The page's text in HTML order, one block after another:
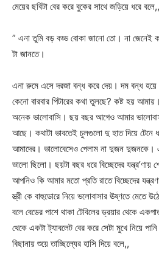
মেয়ের ছবিটা বের করে বুকের সাথে জড়িয়ে ধরে বলে,,
” এনা তুমি বড় বড্ড বোকা জানো তো। না জেনেই
টা জানতে।
এনা রুমে এসে দরজা বন্ধ করে দেয়। দম বন্ধ
কেনো বারবার পিটারের কথা তুলছে? কষ্ট হয়
অনেক ভালোবাসি। ছয় বছর আগেও আমার
আছে। কথাটা ভাবতেই চুলগুলো দু হাত দিয়ে টেনে
আমাদের। ভালোবেসেও পেলাম না দুজন দুজনকে।
ভালো ছিলো। ছয়টা বছর ধরে বিচ্ছেদের যন্ত্র’ণায়
আপনিও কি আমার মতো প্রতি রাতে বিচ্ছেদের
স্ত্রী কে বাহুডোরে নিয়ে ভলোবাসার ঊষ্ণতে মেতে
বলে বেডের পাশে থাকা টেবিলের ড্রয়ার থেকে
থেকে একটা ট্যাবলেট বের করে সেটা মুখে নিয়ে
বিছানায় শুয়ে তাচ্ছিল্যের হাসি দিয়ে বলে,,